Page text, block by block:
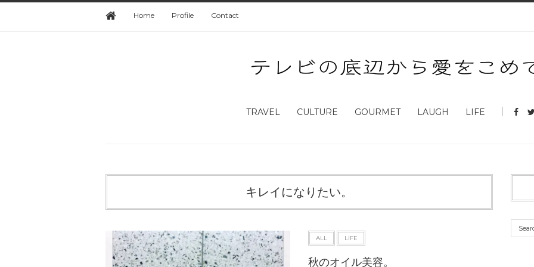
Home Profile Contact
TRAVEL CULTURE GOURMET LAUGH LIFE
キレイになりたい。
ALL LIFE
秋のオイル美容。